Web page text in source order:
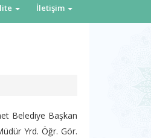
İletişim
Belediye Başkan
Yrd. Öğr. Gör.